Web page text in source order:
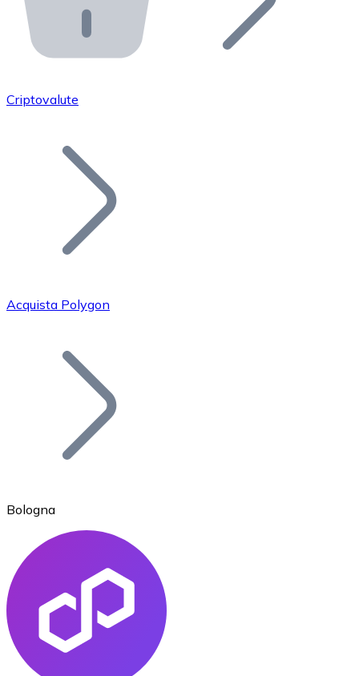
API Bitnovo
Integra la nostra API nel tuo ecosistema.
Unisciti alla nostra rete di rivenditori e
Aggiungi il token del tuo progetto al nostro servizio di
Bitcoin
Ethereum
Criptovalute
Acquista Polygon
Bologna